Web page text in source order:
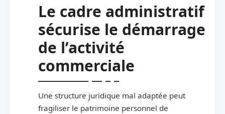
Le cadre administratif
sécurise le démarrage
de l’activité
commerciale
Une structure juridique mal adaptée peut
fragiliser le patrimoine personnel de